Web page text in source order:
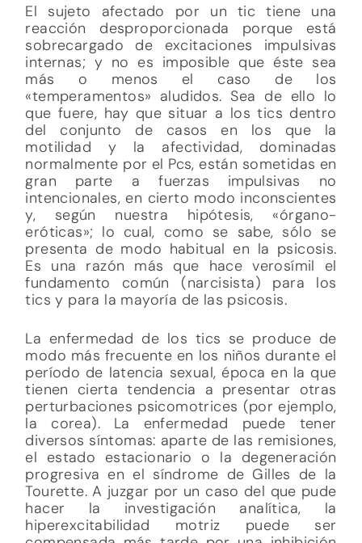
El sujeto afectado por un tic tiene una
reacción desproporcionada porque está
sobrecargado de excitaciones impulsivas
internas; y no es imposible que éste sea
más o menos el caso de los
«temperamentos» aludidos. Sea de ello lo
que fuere, hay que situar a los tics dentro
del conjunto de casos en los que la
motilidad y la afectividad, dominadas
normalmente por el Pcs, están sometidas en
gran parte a fuerzas impulsivas no
intencionales, en cierto modo inconscientes
y, según nuestra hipótesis, «órgano-
eróticas»; lo cual, como se sabe, sólo se
presenta de modo habitual en la psicosis.
Es una razón más que hace verosímil el
fundamento común (narcisista) para los
tics y para la mayoría de las psicosis.
La enfermedad de los tics se produce de
modo más frecuente en los niños durante el
período de latencia sexual, época en la que
tienen cierta tendencia a presentar otras
perturbaciones psicomotrices (por ejemplo,
la corea). La enfermedad puede tener
diversos síntomas: aparte de las remisiones,
el estado estacionario o la degeneración
progresiva en el síndrome de Gilles de la
Tourette. A juzgar por un caso del que pude
hacer la investigación analítica, la
hiperexcitabilidad motriz puede ser